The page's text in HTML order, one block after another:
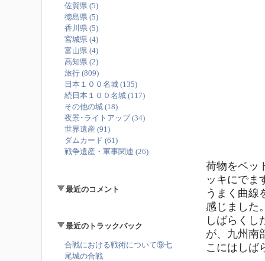
佐賀県 (5)
徳島県 (5)
香川県 (5)
宮城県 (4)
富山県 (4)
高知県 (2)
旅行 (809)
日本１００名城 (135)
続日本１００名城 (117)
その他の城 (18)
夜景･ライトアップ (34)
世界遺産 (91)
ダムカード (61)
戦争遺産・軍事関連 (26)
最近のコメント
最近のトラックバック
合戦における戦術について⑨七
尾城の合戦
荷物をベッ
ッキにでま
うまく曲線
感じました
しばらく
が、九州南
こにはしば